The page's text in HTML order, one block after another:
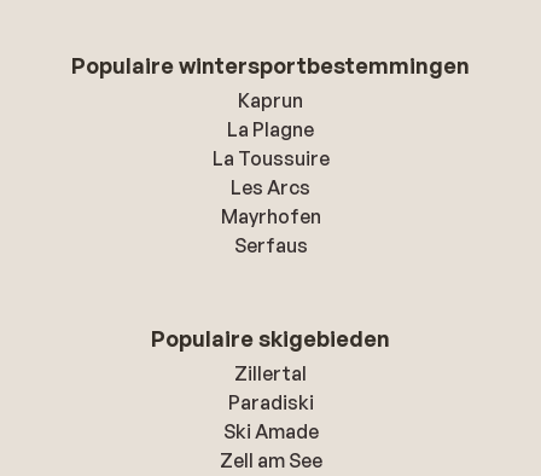
Populaire wintersportbestemmingen
Kaprun
La Plagne
La Toussuire
Les Arcs
Mayrhofen
Serfaus
Populaire skigebieden
Zillertal
Paradiski
Ski Amade
Zell am See